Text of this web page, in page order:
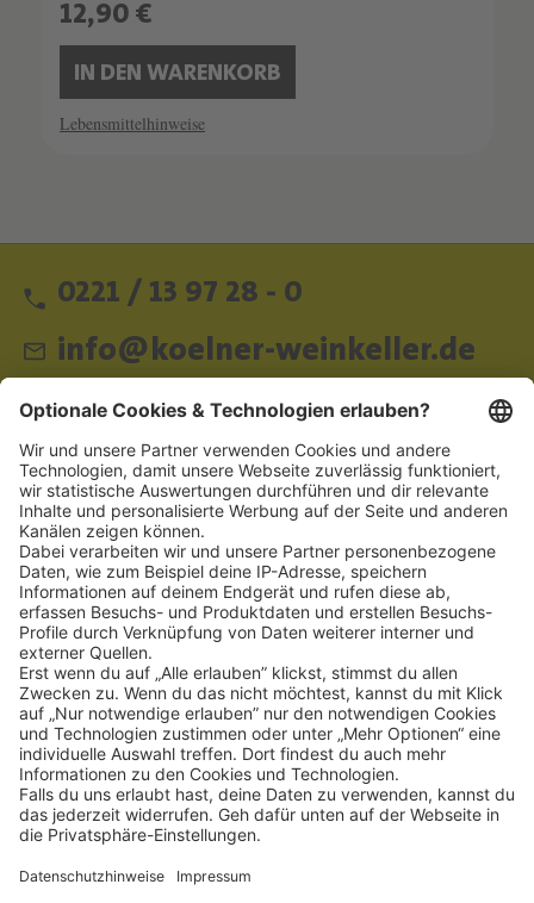
12,90 €
IN DEN WARENKORB
Lebensmittelhinweise
0221 / 13 97 28 - 0
info@koelner-weinkeller.de
Schnellzugriff
ZAHLUNGSMETHODEN
SOCIAL
NEWSLETTER
BESUCHEN SIE UNS
Alle Preise inkl. gesetzl. Mehrwertsteuer zzgl. Versandkosten und ggf.
Nachnahmegebühren, wenn nicht anders angegeben.